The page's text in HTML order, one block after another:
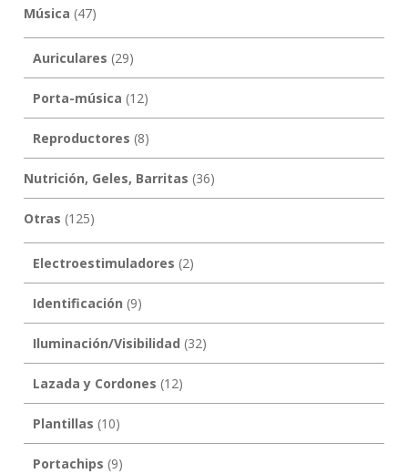
Música (47)
Auriculares (29)
Porta-música (12)
Reproductores (8)
Nutrición, Geles, Barritas (36)
Otras (125)
Electroestimuladores (2)
Identificación (9)
Iluminación/Visibilidad (32)
Lazada y Cordones (12)
Plantillas (10)
Portachips (9)